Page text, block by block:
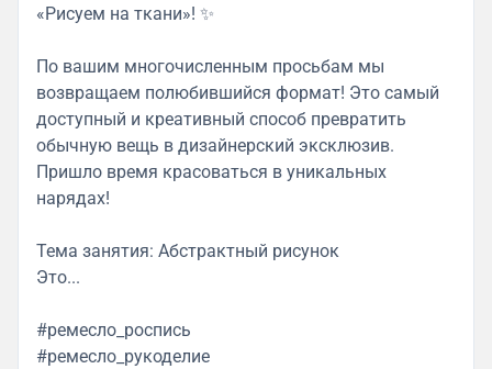
«Рисуем на ткани»! ✨
По вашим многочисленным просьбам мы
возвращаем полюбившийся формат! Это самый
доступный и креативный способ превратить
обычную вещь в дизайнерский эксклюзив.
Пришло время красоваться в уникальных
нарядах!
Тема занятия: Абстрактный рисунок
Это...
#ремесло_роспись
#ремесло_рукоделие